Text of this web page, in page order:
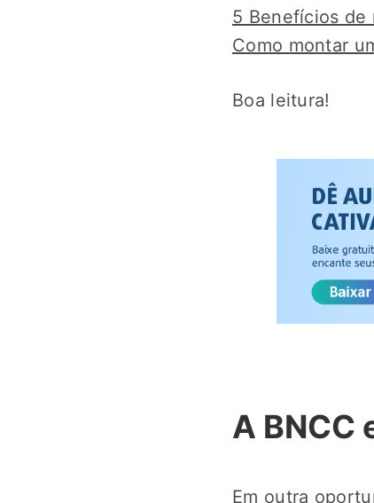
5 Benefícios de
Como montar
Boa leitura!
A BNCC
Em outra